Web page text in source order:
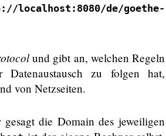
localhost:8080/de/goethe-
und gibt an, welchen Regeln
Datenaustausch zu folgen hat,
von Netzseiten.
die Domain des jeweiligen